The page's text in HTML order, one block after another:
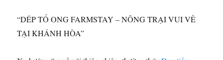
“DÉP TỔ ONG FARMSTAY – NÔNG TRẠI VUI VẺ
TẠI KHÁNH HÒA”